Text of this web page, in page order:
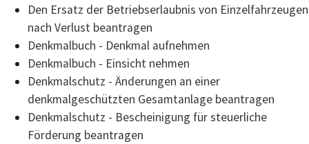
Den Ersatz der Betriebserlaubnis von Einzelfahrzeugen
nach Verlust beantragen
Denkmalbuch - Denkmal aufnehmen
Denkmalbuch - Einsicht nehmen
Denkmalschutz - Änderungen an einer
denkmalgeschützten Gesamtanlage beantragen
Denkmalschutz - Bescheinigung für steuerliche
Förderung beantragen